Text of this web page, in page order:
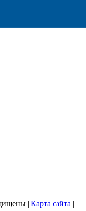
| Карта сайта |